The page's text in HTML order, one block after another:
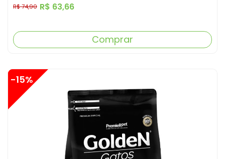
R$ 63,66
R$ 74,90
Comprar
-15%